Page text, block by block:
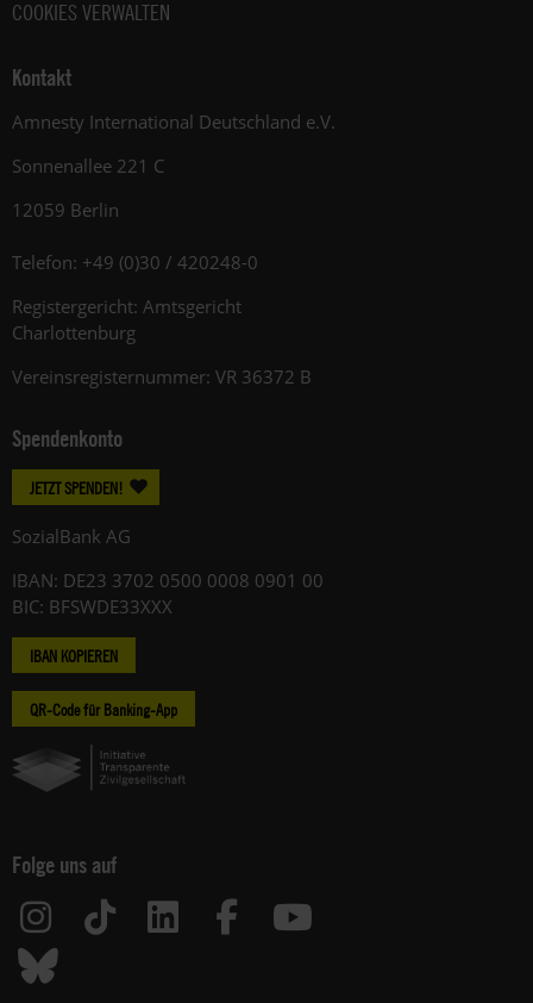
COOKIES VERWALTEN
Kontakt
Amnesty International Deutschland e.V.
Sonnenallee 221 C
12059 Berlin
Telefon: +49 (0)30 / 420248-0
Registergericht: Amtsgericht
Charlottenburg
Vereinsregisternummer: VR 36372 B
Spendenkonto
JETZT SPENDEN!
SozialBank AG
IBAN: DE23 3702 0500 0008 0901 00
BIC: BFSWDE33XXX
IBAN KOPIEREN
QR-Code für Banking-App
Folge uns auf